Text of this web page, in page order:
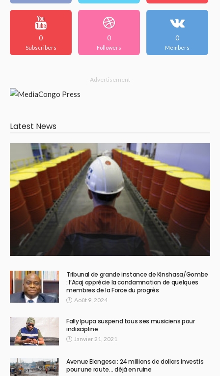
0
Subscribers
0
Followers
0
Members
- Advertisement -
Latest News
Tribunal de grande instance de Kinshasa/Gombe
: l’Acaj apprécie la condamnation de quelques
membres de la Force du progrès
Août 9, 2024
Fally Ipupa suspend tous ses musiciens pour
indiscipline
Janvier 21, 2021
Avenue Elengesa : 24 millions de dollars investis
pour une route… déjà en ruine